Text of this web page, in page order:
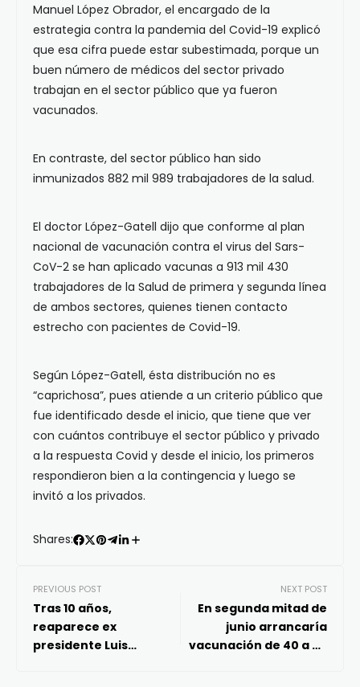
Manuel López Obrador, el encargado de la
estrategia contra la pandemia del Covid-19 explicó
que esa cifra puede estar subestimada, porque un
buen número de médicos del sector privado
trabajan en el sector público que ya fueron
vacunados.
En contraste, del sector público han sido
inmunizados 882 mil 989 trabajadores de la salud.
El doctor López-Gatell dijo que conforme al plan
nacional de vacunación contra el virus del Sars-
CoV-2 se han aplicado vacunas a 913 mil 430
trabajadores de la Salud de primera y segunda línea
de ambos sectores, quienes tienen contacto
estrecho con pacientes de Covid-19.
Según López-Gatell, ésta distribución no es
“caprichosa”, pues atiende a un criterio público que
fue identificado desde el inicio, que tiene que ver
con cuántos contribuye el sector público y privado
a la respuesta Covid y desde el inicio, los primeros
respondieron bien a la contingencia y luego se
invitó a los privados.
Shares:
PREVIOUS POST
Tras 10 años,
reaparece ex
presidente Luis
NEXT POST
En segunda mitad de
junio arrancaría
vacunación de 40 a 49